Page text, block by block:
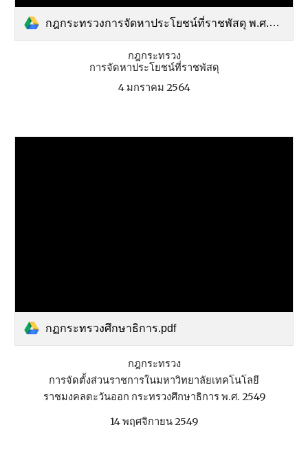
กฎกระทรวงการจัดหาประโยชน์ที่ราชพัสดุ พ.ศ.25.pdf
กฎกระทรวง
การจัดหาประโยชน์ที่ราชพัสดุ
4 มกราคม 2564
กฏกระทรวงศึกษาธิการ.pdf
กฎกระทรวง
การจัดตั้งส่วนราชการในมหาวิทยาลัยเทคโนโลยี
ราชมงคลตะวันออก กระทรวงศึกษาธิการ พ.ศ. 2549
14 พฤศจิกายน 2549